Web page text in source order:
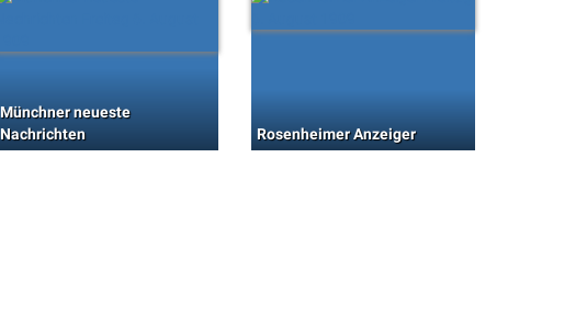
Münchner neueste
Nachrichten
Rosenheimer Anzeiger